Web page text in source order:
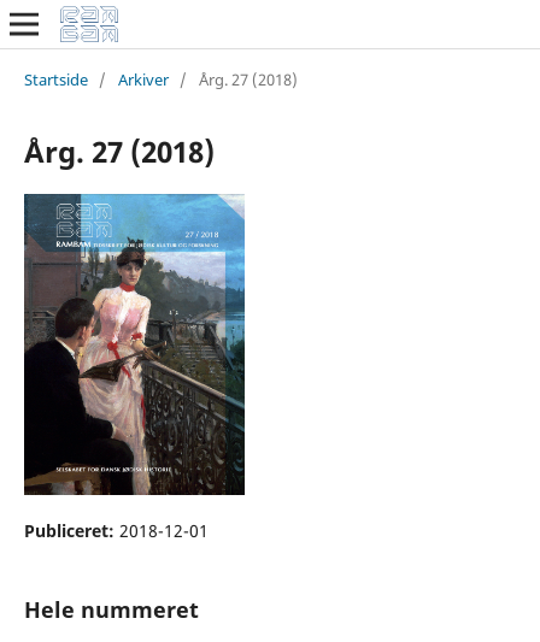
Startside / Arkiver / Årg. 27 (2018)
Årg. 27 (2018)
Publiceret: 2018-12-01
Hele nummeret